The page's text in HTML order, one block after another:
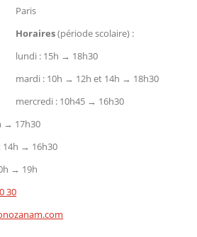
Paris
Horaires(période scolaire) :
lundi : 15h → 18h30
mardi : 10h → 12h et 14h → 18h30
mercredi : 10h45 → 16h30
→ 17h30
14h → 16h30
→ 19h
30